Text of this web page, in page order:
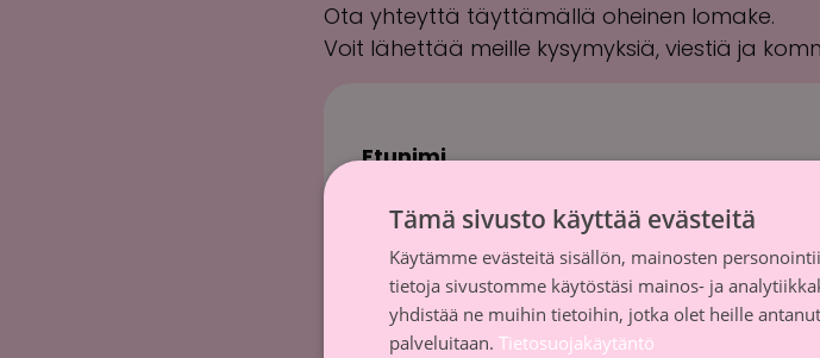
Ota yhteyttä täyttämällä oheinen lomake.
Voit lähettää meille kysymyksiä, viestiä ja
Etunimi
Sukunimi
Sähköposti*
Tämä sivusto käyttää evästeitä
Käytämme evästeitä sisällön, mainosten
tietoja sivustomme käytöstäsi mainos- ja
yhdistää ne muihin tietoihin, jotka olet heille
palveluitaan. Tietosuojakäytäntö